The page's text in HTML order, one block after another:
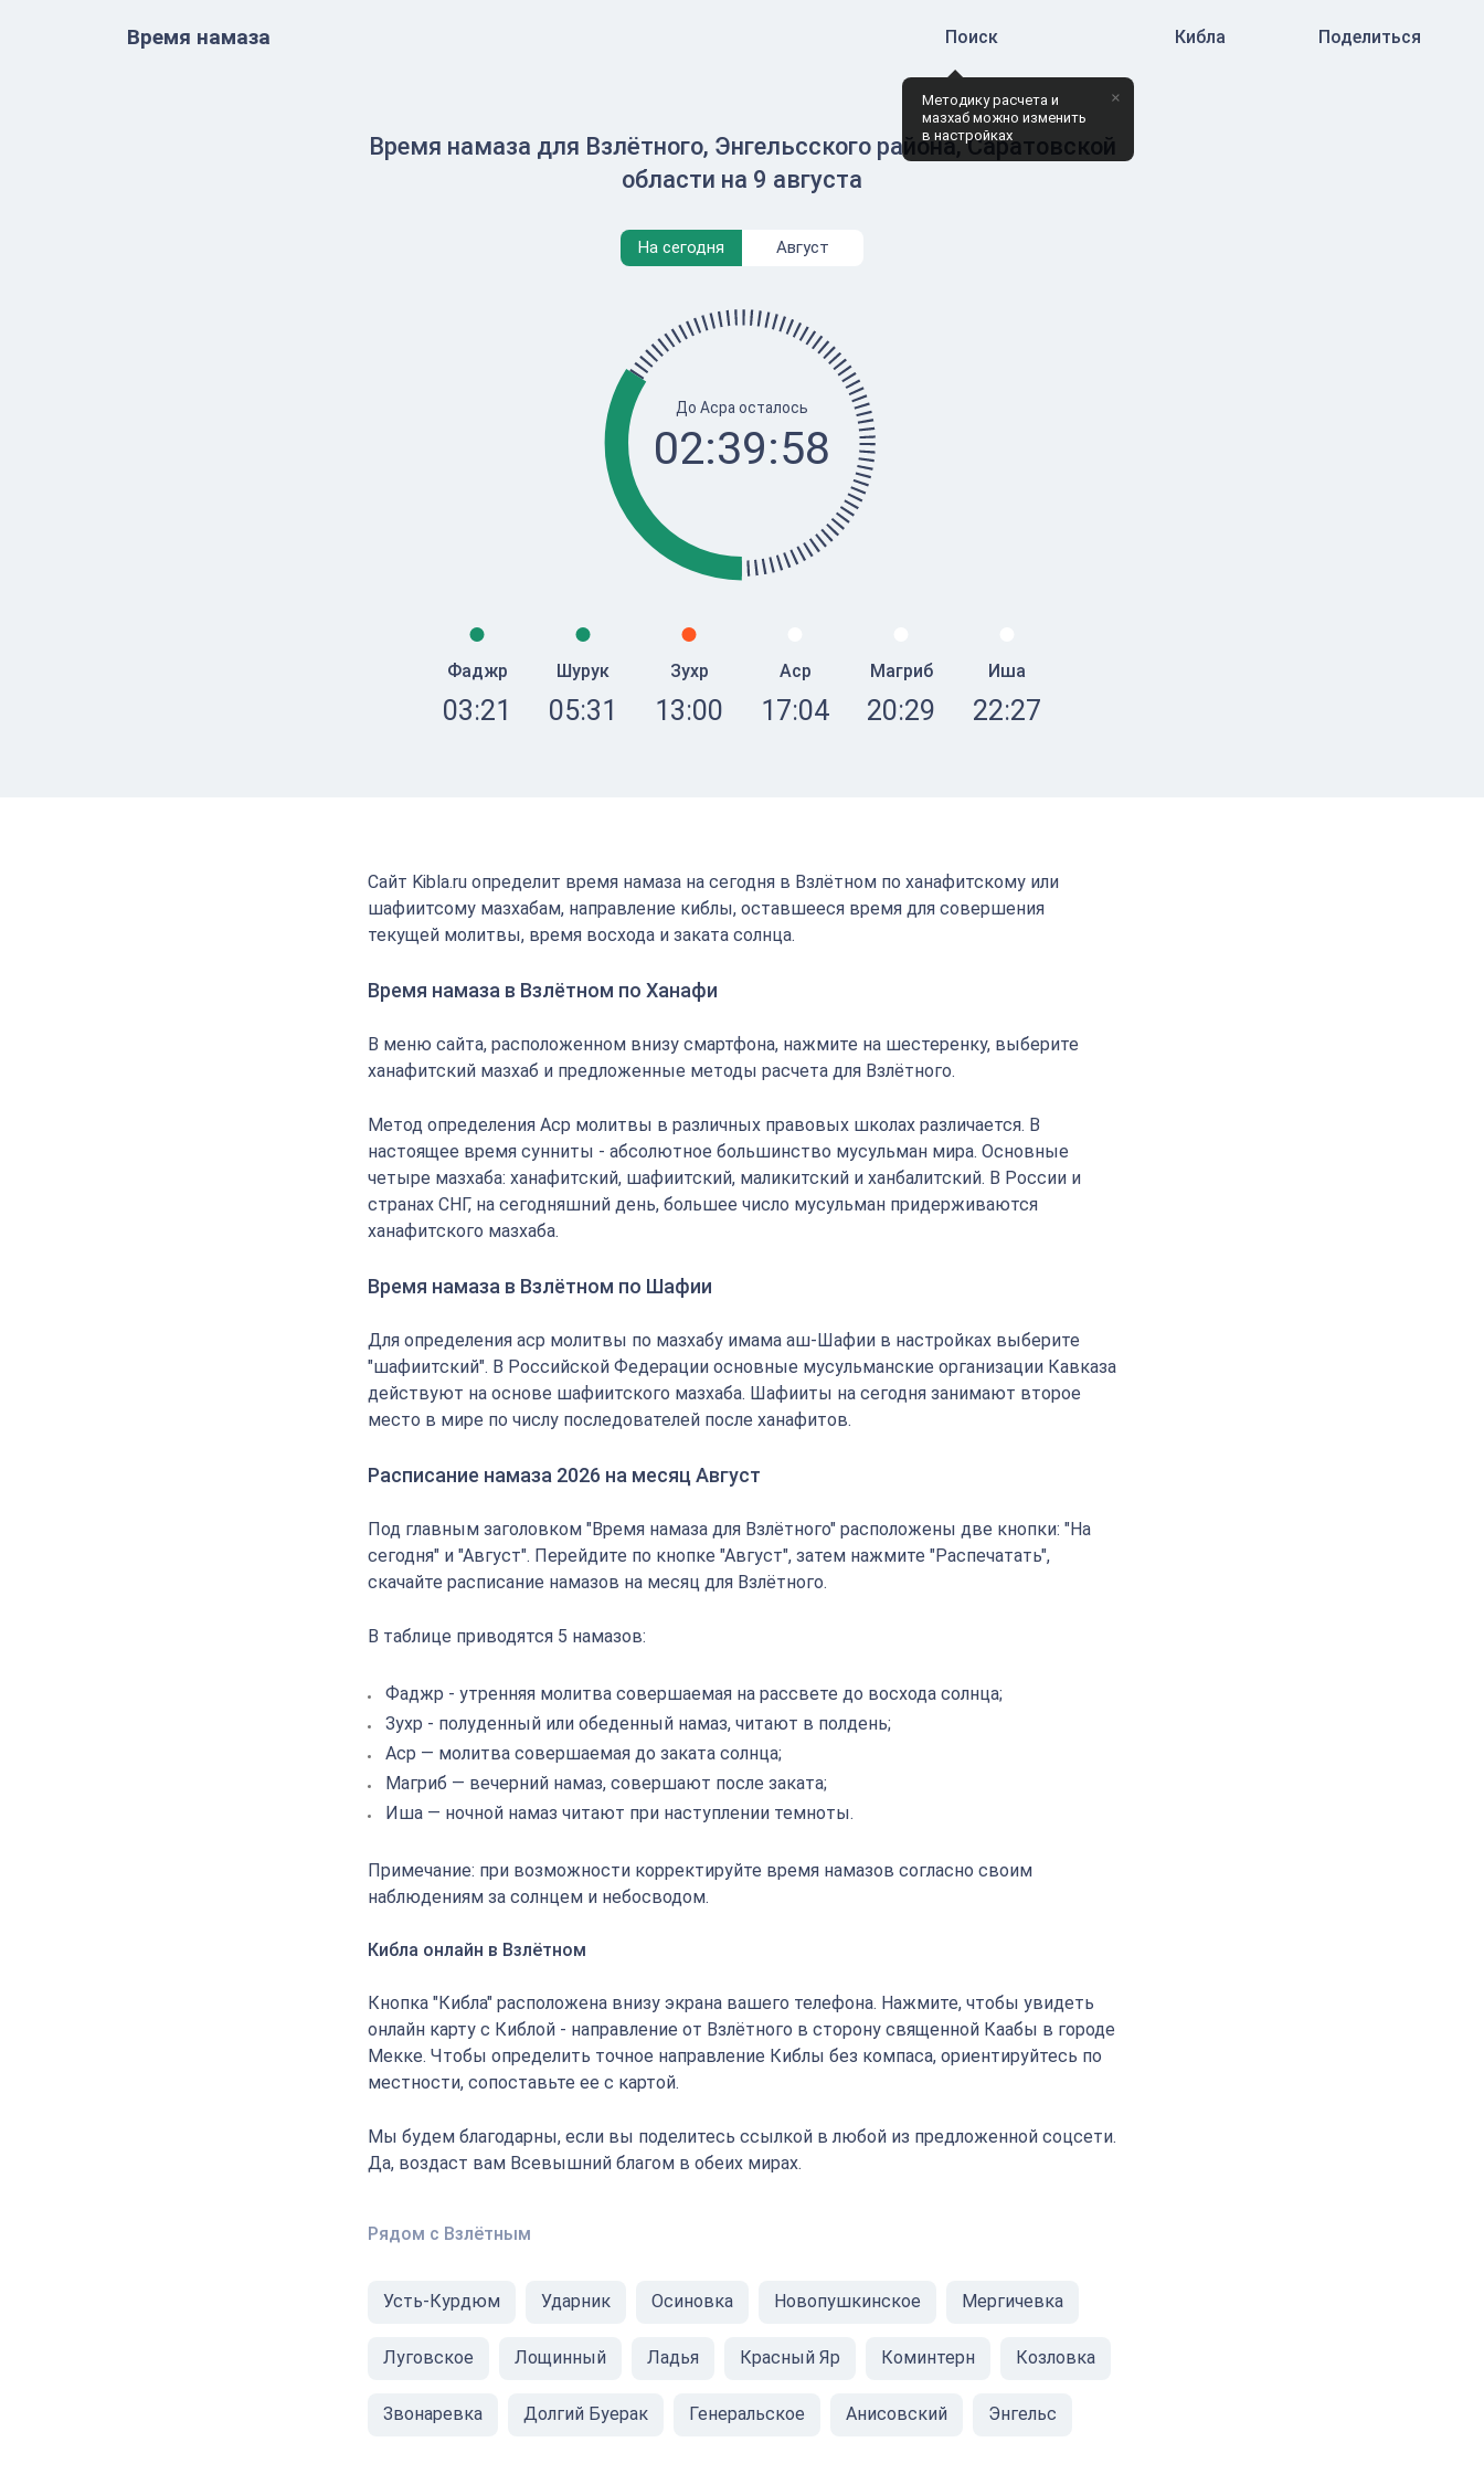
Время намаза Поиск
Методику расчета и
мазхаб можно изменить
в настройках
×
Кибла Поделиться
Время намаза для Взлётного, Энгельсского района, Саратовской
области на 9 августа
На сегодня Август
До Асра осталось
02:39:58
Фаджр
03:21
Шурук
05:31
Зухр
13:00
Аср
17:04
Магриб
20:29
Иша
22:27
Сайт Kibla.ru определит время намаза на сегодня в Взлётном по ханафитскому или
шафиитсому мазхабам, направление киблы, оставшееся время для совершения
текущей молитвы, время восхода и заката солнца.
Время намаза в Взлётном по Ханафи
В меню сайта, расположенном внизу смартфона, нажмите на шестеренку, выберите
ханафитский мазхаб и предложенные методы расчета для Взлётного.
Метод определения Аср молитвы в различных правовых школах различается. В
настоящее время сунниты - абсолютное большинство мусульман мира. Основные
четыре мазхаба: ханафитский, шафиитский, маликитский и ханбалитский. В России и
странах СНГ, на сегодняшний день, большее число мусульман придерживаются
ханафитского мазхаба.
Время намаза в Взлётном по Шафии
Для определения аср молитвы по мазхабу имама аш-Шафии в настройках выберите
"шафиитский". В Российской Федерации основные мусульманские организации Кавказа
действуют на основе шафиитского мазхаба. Шафииты на сегодня занимают второе
место в мире по числу последователей после ханафитов.
Расписание намаза 2026 на месяц Август
Под главным заголовком "Время намаза для Взлётного" расположены две кнопки: "На
сегодня" и "Август". Перейдите по кнопке "Август", затем нажмите "Распечатать",
скачайте расписание намазов на месяц для Взлётного.
В таблице приводятся 5 намазов:
Фаджр - утренняя молитва совершаемая на рассвете до восхода солнца;
Зухр - полуденный или обеденный намаз, читают в полдень;
Аср — молитва совершаемая до заката солнца;
Магриб — вечерний намаз, совершают после заката;
Иша — ночной намаз читают при наступлении темноты.
Примечание: при возможности корректируйте время намазов согласно своим
наблюдениям за солнцем и небосводом.
Кибла онлайн в Взлётном
Кнопка "Кибла" расположена внизу экрана вашего телефона. Нажмите, чтобы увидеть
онлайн карту с Киблой - направление от Взлётного в сторону священной Каабы в городе
Мекке. Чтобы определить точное направление Киблы без компаса, ориентируйтесь по
местности, сопоставьте ее с картой.
Мы будем благодарны, если вы поделитесь ссылкой в любой из предложенной соцсети.
Да, воздаст вам Всевышний благом в обеих мирах.
Рядом с Взлётным
Усть-Курдюм Ударник Осиновка Новопушкинское Мергичевка
Луговское Лощинный Ладья Красный Яр Коминтерн Козловка
Звонаревка Долгий Буерак Генеральское Анисовский Энгельс